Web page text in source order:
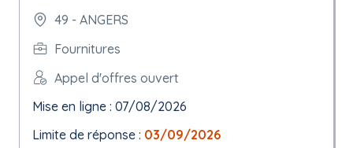
49 - ANGERS
Fournitures
Appel d'offres ouvert
Mise en ligne : 07/08/2026
Limite de réponse : 03/09/2026